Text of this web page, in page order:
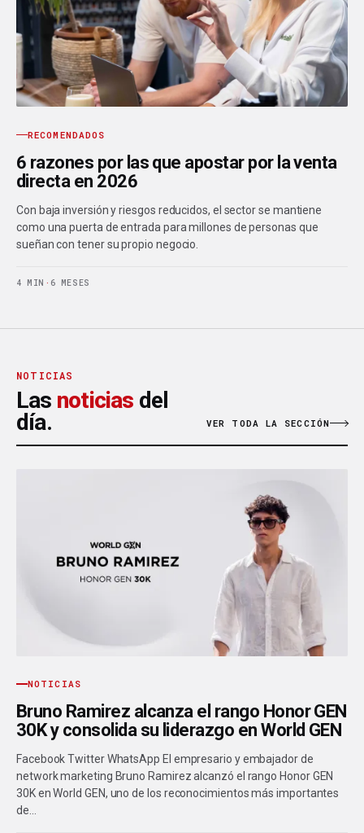
RECOMENDADOS
6 razones por las que apostar por la venta
directa en 2026
Con baja inversión y riesgos reducidos, el sector se mantiene
como una puerta de entrada para millones de personas que
sueñan con tener su propio negocio.
4 MIN · 6 MESES
NOTICIAS
Las noticias del
día.
VER TODA LA SECCIÓN
NOTICIAS
Bruno Ramirez alcanza el rango Honor GEN
30K y consolida su liderazgo en World GEN
Facebook Twitter WhatsApp El empresario y embajador de
network marketing Bruno Ramirez alcanzó el rango Honor GEN
30K en World GEN, uno de los reconocimientos más importantes
de…